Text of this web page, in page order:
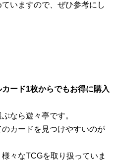
いますので、ぜひ参考にし
ード1枚からでもお得に購入
なら遊々亭です。
カードを見つけやすいのが
々なTCGを取り扱っていま